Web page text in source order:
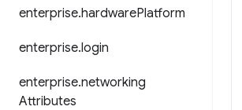
enterprise.hardwarePlatform
enterprise.login
enterprise.networking
Attributes